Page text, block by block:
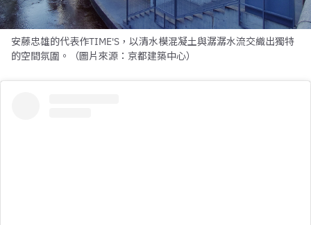
安藤忠雄的代表作TIME'S，以清水模混凝土與潺潺水流交織出獨特
的空間氛圍。（圖片來源：京都建築中心）